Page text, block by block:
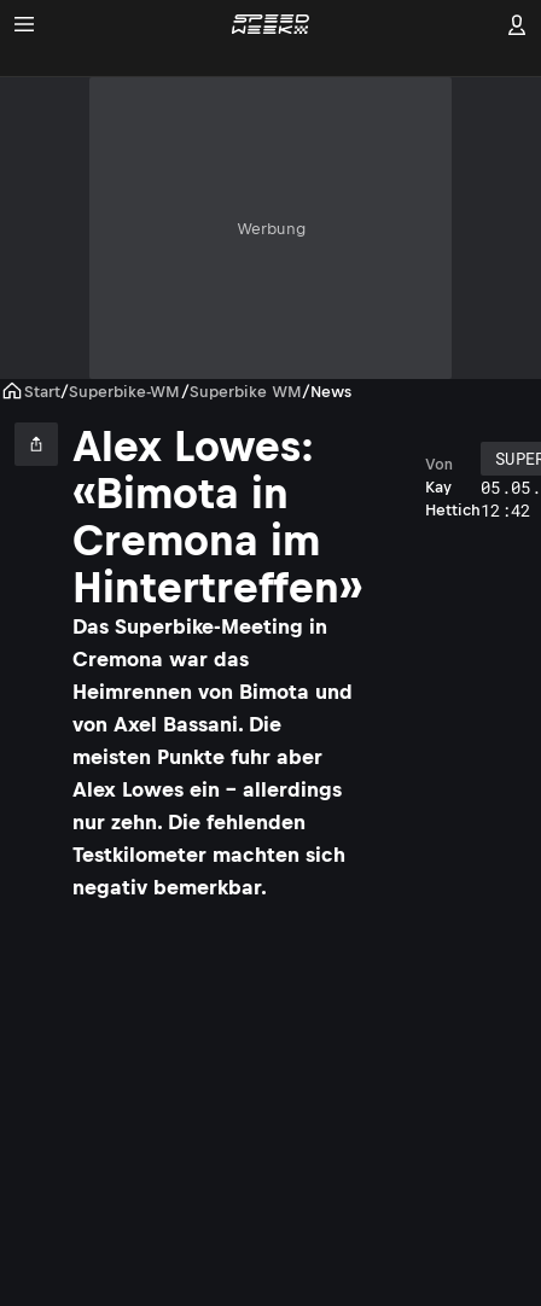
Werbung
Start/Superbike-WM /Superbike WM/News
Alex Lowes:
«Bimota in
Cremona im
Hintertreffen»
Das Superbike-Meeting in
Cremona war das
Heimrennen von Bimota und
von Axel Bassani. Die
meisten Punkte fuhr aber
Alex Lowes ein – allerdings
nur zehn. Die fehlenden
Testkilometer machten sich
negativ bemerkbar.
Kay
Hettich
Von
12:42